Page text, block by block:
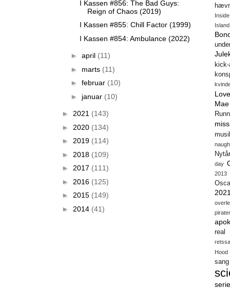
I Kassen #856: The Bad Guys:
Reign of Chaos (2019)
I Kassen #855: Chill Factor (1999)
I Kassen #854: Ambulance (2022)
► april (11)
► marts (11)
► februar (10)
► januar (10)
► 2021 (143)
► 2020 (134)
► 2019 (114)
► 2018 (109)
► 2017 (111)
► 2016 (125)
► 2015 (149)
► 2014 (41)
Island
Nytår
day
2013
pirater
real
Hood